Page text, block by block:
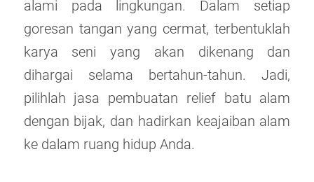
alami pada lingkungan. Dalam setiap
goresan tangan yang cermat, terbentuklah
karya seni yang akan dikenang dan
dihargai selama bertahun-tahun. Jadi,
pilihlah jasa pembuatan relief batu alam
dengan bijak, dan hadirkan keajaiban alam
ke dalam ruang hidup Anda.